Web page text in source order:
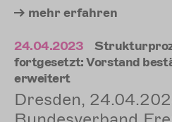
mehr erfahren
24.04.2023
fortgesetzt: Vorstand
erweitert
Dresden,